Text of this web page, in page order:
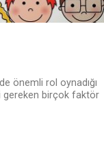
önemli rol oynadığı
gereken birçok faktör